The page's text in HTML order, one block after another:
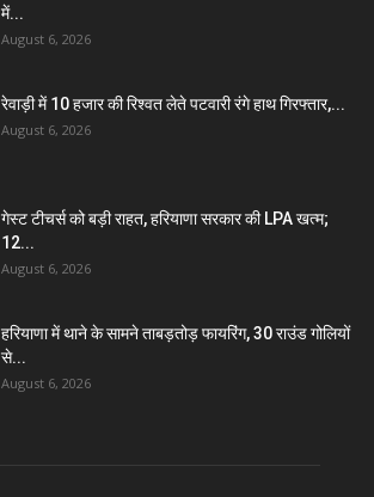
में...
August 6, 2026
रेवाड़ी में 10 हजार की रिश्वत लेते पटवारी रंगे हाथ गिरफ्तार,...
August 6, 2026
गेस्ट टीचर्स को बड़ी राहत, हरियाणा सरकार की LPA खत्म;
12...
August 6, 2026
हरियाणा में थाने के सामने ताबड़तोड़ फायरिंग, 30 राउंड गोलियों
से...
August 6, 2026